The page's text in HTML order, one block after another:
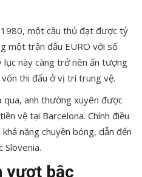
một cầu thủ đạt được tỷ
một trận đấu EURO với số
này càng trở nên ấn tượng
thi đấu ở vị trí trung vệ.
qua, anh thường xuyên được
vệ tại Barcelona. Chính điều
năng chuyền bóng, dẫn đến
vượt bậc